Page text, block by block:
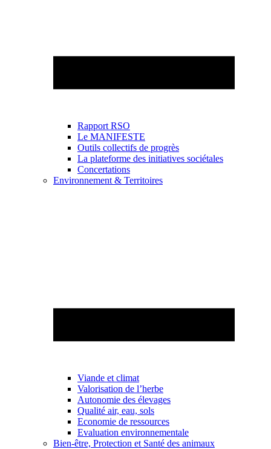
Rapport RSO
Le MANIFESTE
Outils collectifs de progrès
La plateforme des initiatives sociétales
Concertations
Environnement & Territoires
Viande et climat
Valorisation de l’herbe
Autonomie des élevages
Qualité air, eau, sols
Economie de ressources
Evaluation environnementale
Bien-être, Protection et Santé des animaux